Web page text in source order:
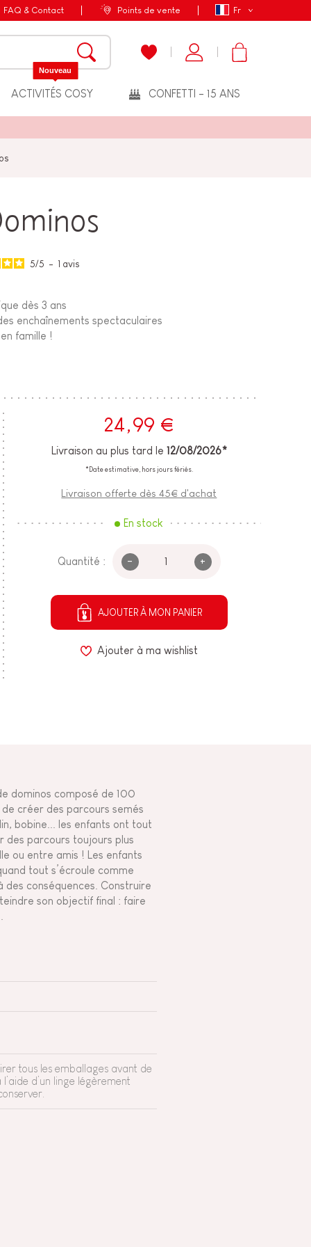
Fr
FAQ & Contact Points de vente
ACTIVITÉS COSY
Nouveau
CONFETTI - 15 ANS
5/5 - 1 avis
dès 3 ans
enchaînements spectaculaires
famille !
24,99 €
Livraison au plus tard le 12/08/2026*
*Date estimative, hors jours fériés.
Livraison offerte dès 45€ d'achat
En stock
Quantité : - +
AJOUTER À MON PANIER
Ajouter à ma wishlist
dominos composé de 100
créer des parcours semés
bobine... les enfants ont tout
des parcours toujours plus
ou entre amis ! Les enfants
tout s’écroule comme
conséquences. Construire
son objectif final : faire
tous les emballages avant de
d’un linge légèrement